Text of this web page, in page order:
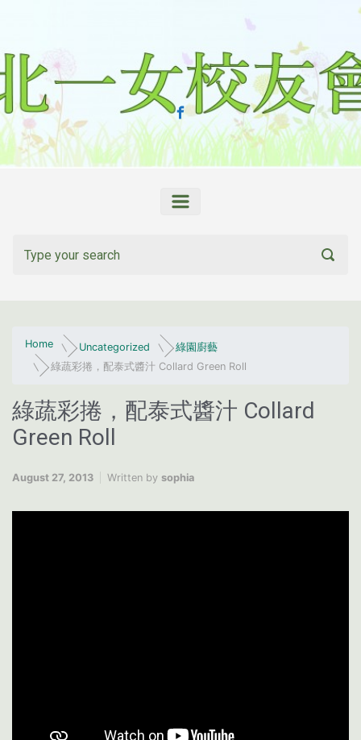
Home Uncategorized
綠園廚藝
綠蔬彩捲，配泰式醬汁 Collard Green Roll
綠蔬彩捲，配泰式醬汁 Collard
Green Roll
August 27, 2013 Written by sophia